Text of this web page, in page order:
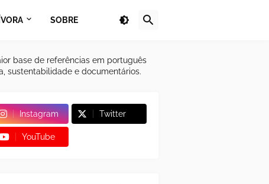
SOBRE
base de referências em português
sustentabilidade e documentários.
Instagram Twitter
YouTube